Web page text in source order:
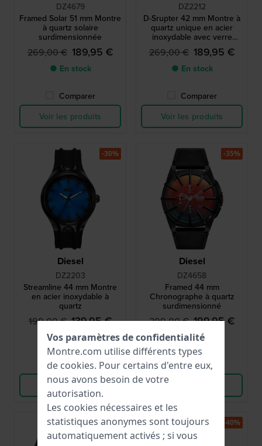
DZ4679
Framed Solar 51 mm Montre
à quartz solaire
surdimensionnée
269,00 € 189,95 €
● En stock
Comparer
Voir les produits
DZ2212
D-Srupter 42 mm Montre à
quartz unique en acier
inoxydable avec verre
minéral irisé rouge
269,00 € 189,95 €
● En stock
Comparer
Voir les produits
Diesel
DZ2203
Streamline 44 mm Montre
en acier inoxydable à
quartz
199,00 € 139,95 €
● En stock
Comparer
Voir les produits
-30%
Diesel
DZ4658
Framed 44 mm
Chronographe à quartz
surdimensionné
299,00 € 199,95 €
● En stock
Comparer
Voir les produits
-35%
-40% -40%
Vos paramètres de confidentialité
Montre.com utilise différents types
de cookies. Pour certains d'entre eux,
nous avons besoin de votre
autorisation.
Les cookies nécessaires et les
statistiques anonymes sont toujours
automatiquement activés ; si vous